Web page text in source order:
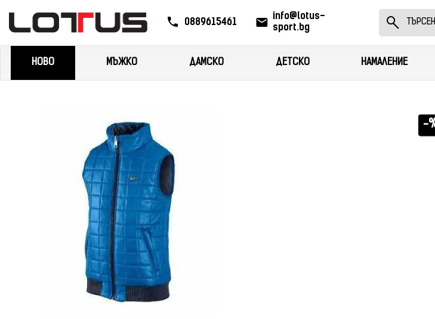
0889615461
info@lotus-
sport.bg
НОВО МЪЖКО ДАМСКО ДЕТСКО НАМАЛЕНИЕ
-